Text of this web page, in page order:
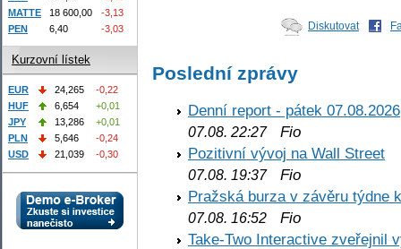
Diskutovat
Poslední zprávy
Denní report - pátek 07.08.2026
07.08. 22:27Fio
Pozitivní vývoj na Wall Street
07.08. 19:37Fio
Pražská burza v závěru týdne
07.08. 16:52 Fio
Take-Two Interactive zveřejnil
MATTE
18 600,00
-3,13
PEN
6,40 -3,03
Kurzovní lístek
EUR 24,265
-0,22
HUF
6,654
+0,01
JPY
13,286
+0,01
PLN
5,646
-0,24
USD
21,039 -0,30